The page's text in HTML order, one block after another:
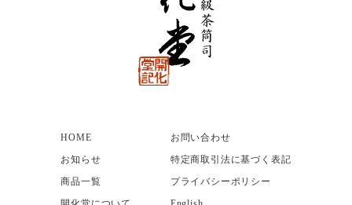
HOME
お知らせ
商品一覧
お問い合わせ
特定商取引法に基づく表記
プライバシーポリシー